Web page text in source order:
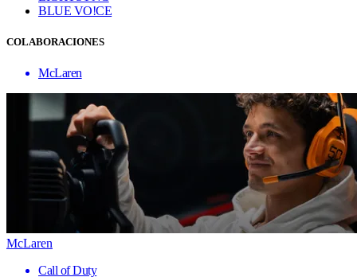
BLUE VO!CE
COLABORACIONES
McLaren
McLaren
Call of Duty